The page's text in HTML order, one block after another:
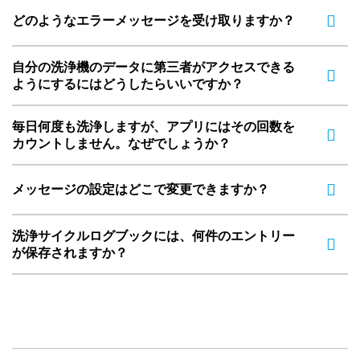
どのようなエラーメッセージを受け取りますか？
自分の洗浄機のデータに第三者がアクセスできる
ようにするにはどうしたらいいですか？
毎日何度も洗浄しますが、アプリにはその回数を
カウントしません。なぜでしょうか？
メッセージの設定はどこで変更できますか？
洗浄サイクルログブックには、何件のエントリー
が保存されますか？